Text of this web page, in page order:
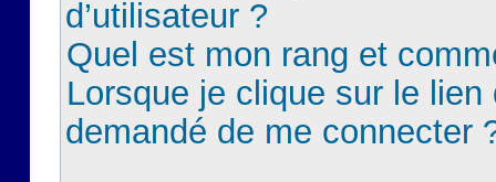
d’utilisateur ?
Quel est mon rang et
Lorsque je clique sur le lien
demandé de me connecter